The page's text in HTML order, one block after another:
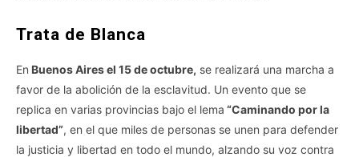
Trata de Blanca
En Buenos Aires el 15 de octubre, se realizará una marcha a
favor de la abolición de la esclavitud. Un evento que se
replica en varias provincias bajo el lema “Caminando por la
libertad”, en el que miles de personas se unen para defender
la justicia y libertad en todo el mundo, alzando su voz contra